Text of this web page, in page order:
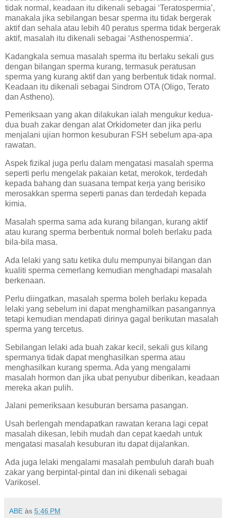
tidak normal, keadaan itu dikenali sebagai ‘Teratospermia’,
manakala jika sebilangan besar sperma itu tidak bergerak
aktif dan sehala atau lebih 40 peratus sperma tidak bergerak
aktif, masalah itu dikenali sebagai ‘Asthenospermia’.
Kadangkala semua masalah sperma itu berlaku sekali gus
dengan bilangan sperma kurang, termasuk peratusan
sperma yang kurang aktif dan yang berbentuk tidak normal.
Keadaan itu dikenali sebagai Sindrom OTA (Oligo, Terato
dan Astheno).
Pemeriksaan yang akan dilakukan ialah mengukur kedua-
dua buah zakar dengan alat Orkidometer dan jika perlu
menjalani ujian hormon kesuburan FSH sebelum apa-apa
rawatan.
Aspek fizikal juga perlu dalam mengatasi masalah sperma
seperti perlu mengelak pakaian ketat, merokok, terdedah
kepada bahang dan suasana tempat kerja yang berisiko
merosakkan sperma seperti panas dan terdedah kepada
kimia.
Masalah sperma sama ada kurang bilangan, kurang aktif
atau kurang sperma berbentuk normal boleh berlaku pada
bila-bila masa.
Ada lelaki yang satu ketika dulu mempunyai bilangan dan
kualiti sperma cemerlang kemudian menghadapi masalah
berkenaan.
Perlu diingatkan, masalah sperma boleh berlaku kepada
lelaki yang sebelum ini dapat menghamilkan pasangannya
tetapi kemudian mendapati dirinya gagal berikutan masalah
sperma yang tercetus.
Sebilangan lelaki ada buah zakar kecil, sekali gus kilang
spermanya tidak dapat menghasilkan sperma atau
menghasilkan kurang sperma. Ada yang mengalami
masalah hormon dan jika ubat penyubur diberikan, keadaan
mereka akan pulih.
Jalani pemeriksaan kesuburan bersama pasangan.
Usah berlengah mendapatkan rawatan kerana lagi cepat
masalah dikesan, lebih mudah dan cepat kaedah untuk
mengatasi masalah kesuburan itu dapat dijalankan.
Ada juga lelaki mengalami masalah pembuluh darah buah
zakar yang berpintal-pintal dan ini dikenali sebagai
Varikosel.
ABE às 5:46 PM